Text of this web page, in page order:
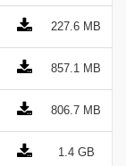
227.6 MB
857.1 MB
806.7 MB
1.4 GB